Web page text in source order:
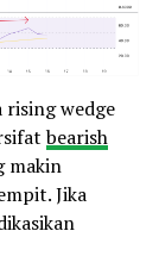
rising wedge
bearish
makin
Jika